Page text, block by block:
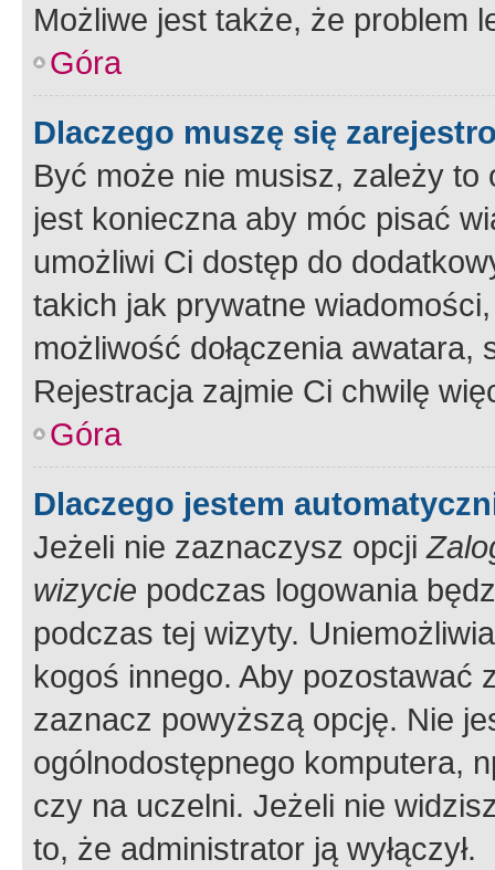
Możliwe jest także, że problem
Góra
Dlaczego muszę się
Być może nie musisz, zależy
jest konieczna aby móc pisać
umożliwi Ci dostęp do
takich jak prywatne
możliwość dołączenia
Rejestracja zajmie Ci chwilę
Góra
Dlaczego jestem
Jeżeli nie zaznaczysz opcji
wizycie podczas logowania
podczas tej wizyty.
kogoś innego. Aby pozostawać
zaznacz powyższą opcję. Nie
ogólnodostępnego komputera,
czy na uczelni. Jeżeli nie
to, że administrator ją wyłączył.